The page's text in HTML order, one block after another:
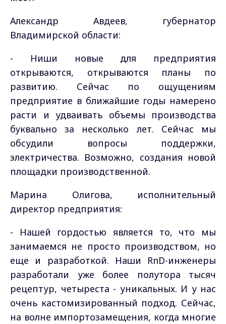
Александр Авдеев, губернатор
Владимирской области:
- Ниши новые для предприятия
открываются, открываются планы по
развитию. Сейчас по ощущениям
предприятие в ближайшие годы намерено
расти и удваивать объемы производства
буквально за несколько лет. Сейчас мы
обсудили вопросы поддержки,
электричества. Возможно, создания новой
площадки производственной.
Марина Олигова, исполнительный
директор предприятия:
- Нашей гордостью является то, что мы
занимаемся не просто производством, но
еще и разработкой. Наши RnD-инженеры
разработали уже более полутора тысяч
рецептур, четыреста - уникальных. И у нас
очень кастомизированный подход. Сейчас,
на волне импортозамещения, когда многие